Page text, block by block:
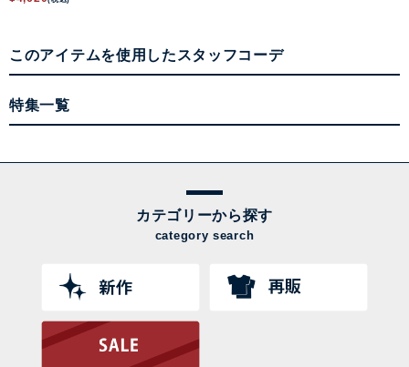
このアイテムを使用したスタッフコーデ
特集一覧
カテゴリーから探す
category search